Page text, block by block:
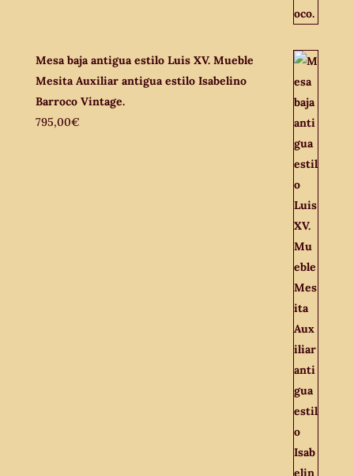
Mesa baja antigua estilo Luis XV. Mueble
Mesita Auxiliar antigua estilo Isabelino
Barroco Vintage.
795,00€